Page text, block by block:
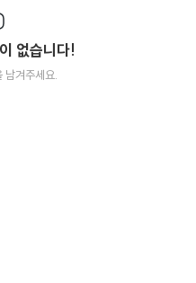
없습니다!
남겨주세요.